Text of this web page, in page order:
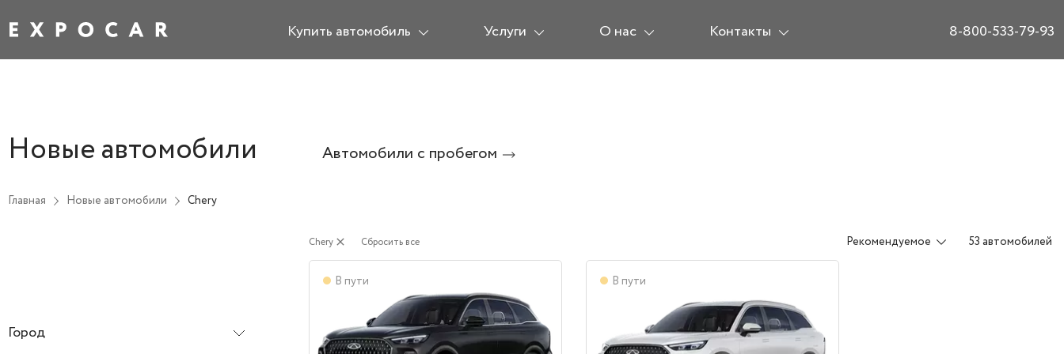
Купить автомобиль Услуги О нас Контакты 8-800-533-79-93
Новые автомобили Автомобили с пробегом
Главная Новые автомобили Chery
Город
Chery close Сбросить все Рекомендуемое 53 автомобилей
В пути В пути